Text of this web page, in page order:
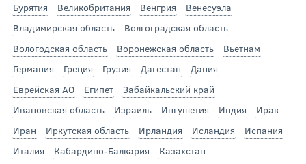
Бурятия
Великобритания Венгрия
Венесуэла
Владимирская область
Волгоградская область
Вологодская область
Воронежская область
Вьетнам
Германия
Греция Грузия Дагестан
Дания
Еврейская АО
Египет
Забайкальский край
Ивановская область
Израиль Ингушетия Индия
Ирак
Иран
Иркутская область Ирландия Исландия
Испания
Италия
Кабардино-Балкария
Казахстан